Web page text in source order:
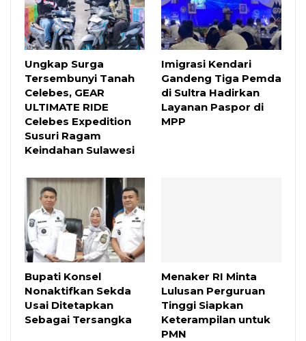
Ungkap Surga
Tersembunyi Tanah
Celebes, GEAR
ULTIMATE RIDE
Celebes Expedition
Susuri Ragam
Keindahan Sulawesi
Imigrasi Kendari
Gandeng Tiga Pemda
di Sultra Hadirkan
Layanan Paspor di
MPP
Bupati Konsel
Nonaktifkan Sekda
Usai Ditetapkan
Sebagai Tersangka
Menaker RI Minta
Lulusan Perguruan
Tinggi Siapkan
Keterampilan untuk
PMN